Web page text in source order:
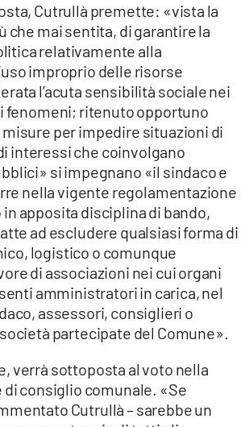
Cutrullà premette: «vista la
che mai sentita, di garantire la
relativamente alla
improprio delle risorse
l’acuta sensibilità sociale nei
fenomeni; ritenuto opportuno
per impedire situazioni di
interessi che coinvolgano
si impegnano «il sindaco e
nella vigente regolamentazione
apposita disciplina di bando,
ad escludere qualsiasi forma di
logistico o comunque
di associazioni nei cui organi
amministratori in carica, nel
assessori, consiglieri o
partecipate del Comune».
verrà sottoposta al voto nella
consiglio comunale. «Se
Cutrullà – sarebbe un